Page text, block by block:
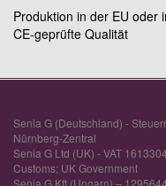
Produktion in der EU oder
CE-geprüfte Qualität
Senia G (Deutschland) -
Nürnberg-Zentral
Senia G Ltd (UK) - VAT
Customs; UK Government